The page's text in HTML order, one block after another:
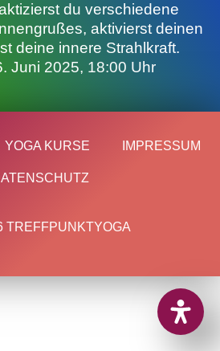
du verschiedene
aktivierst deinen
deine innere Strahlkraft.
Juni 2025, 18:00 Uhr
YOGA KURSE IMPRESSUM
TREFFPUNKTYOGA